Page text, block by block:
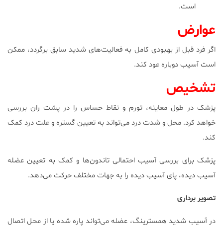
است.
عوارض
اگر فرد قبل از بهبودی کامل به فعالیت‌های شدید سابق برگردد، ممکن
است آسیب دوباره عود کند.
تشخیص
پزشک در طول معاینه، تورم و نقاط حساس را در پشت ران بررسی
خواهد کرد. محل و شدت درد می‌تواند به تعیین گستره و علت درد کمک
کند.
پزشک برای بررسی آسیب احتمالی تاندون‌ها و کمک به تعیین عضله
آسیب دیده، پای آسیب دیده را به جهات مختلف حرکت می‌دهد.
تصویر برداری
در آسیب شدید همسترینگ، عضله می‌تواند پاره شده یا از محل اتصال